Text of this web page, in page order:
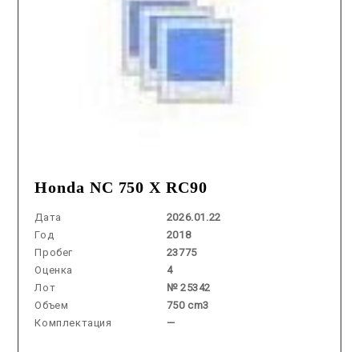
Honda NC 750 X RC90
Дата
2026.01.22
Год
2018
Пробег
23775
Оценка
4
Лот
№ 25342
Объем
750 cm3
Комплектация
—